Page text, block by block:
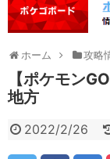
ホーム 攻略
【ポケモン
地方
2022/2/26